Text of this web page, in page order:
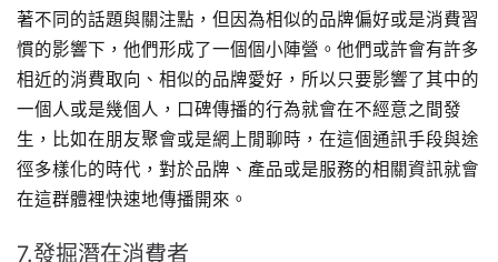
著不同的話題與關注點，但因為相似的品牌偏好或是消費習
慣的影響下，他們形成了一個個小陣營。他們或許會有許多
相近的消費取向、相似的品牌愛好，所以只要影響了其中的
一個人或是幾個人，口碑傳播的行為就會在不經意之間發
生，比如在朋友聚會或是網上閒聊時，在這個通訊手段與途
徑多樣化的時代，對於品牌、產品或是服務的相關資訊就會
在這群體裡快速地傳播開來。
7.發掘潛在消費者